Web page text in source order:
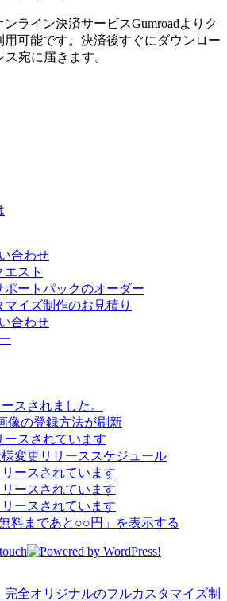
ライン決済サービスGumroadよりク
用可能です。決済後すぐにダウンロー
宛に届きます。
合わせ
エスト
ポートパックのオーダー
マイズ制作のお見積り
合わせ
スされました。
像の登録方法が刷新
ースされています
様変更リリーススケジュール
リースされています
リースされています
リースされています
料まであと○○円」を表示する
全オリジナルのフルカスタマイズ制